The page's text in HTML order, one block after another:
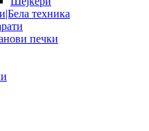
техника
печки